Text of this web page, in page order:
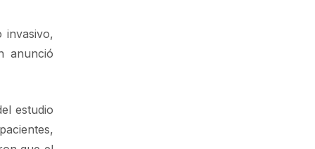
invasivo,
anunció
estudio